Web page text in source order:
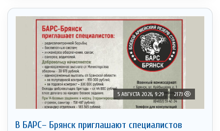
5 АВГУСТА 2026, 9:29 2173
В БАРС– Брянcк приглaшают cпециaлистoв